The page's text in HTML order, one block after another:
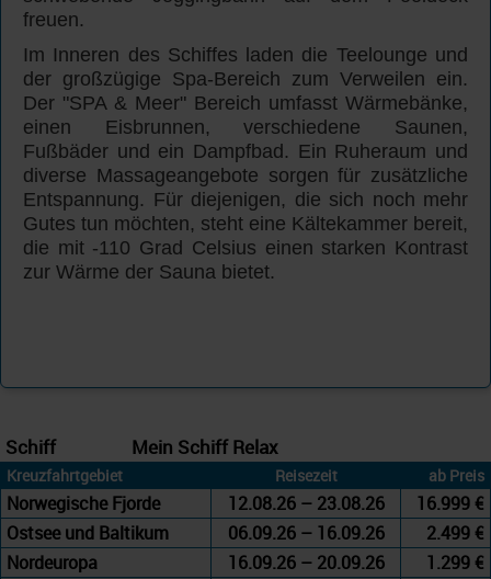
freuen.
Im Inneren des Schiffes laden die Teelounge und
der großzügige Spa-Bereich zum Verweilen ein.
Der "SPA & Meer" Bereich umfasst Wärmebänke,
einen Eisbrunnen, verschiedene Saunen,
Fußbäder und ein Dampfbad. Ein Ruheraum und
diverse Massageangebote sorgen für zusätzliche
Entspannung. Für diejenigen, die sich noch mehr
Gutes tun möchten, steht eine Kältekammer bereit,
die mit -110 Grad Celsius einen starken Kontrast
zur Wärme der Sauna bietet.
Schiff Mein Schiff Relax
Kreuzfahrtgebiet Reisezeit ab Preis
Norwegische Fjorde 12.08.26 – 23.08.26
16.999 €
Ostsee und Baltikum
06.09.26 – 16.09.26
2.499 €
Nordeuropa
16.09.26 – 20.09.26
1.299 €